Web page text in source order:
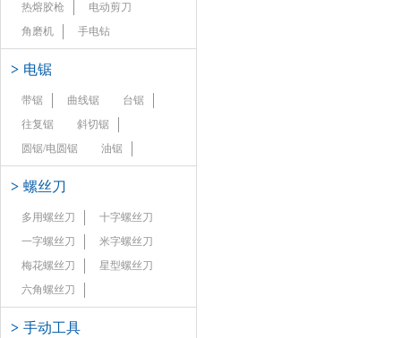
热熔胶枪
电动剪刀
角磨机
手电钻
> 电锯
带锯 曲线锯
台锯
往复锯
斜切锯
圆锯/电圆锯
油锯
> 螺丝刀
多用螺丝刀
十字螺丝刀
一字螺丝刀
米字螺丝刀
梅花螺丝刀
星型螺丝刀
六角螺丝刀
> 手动工具